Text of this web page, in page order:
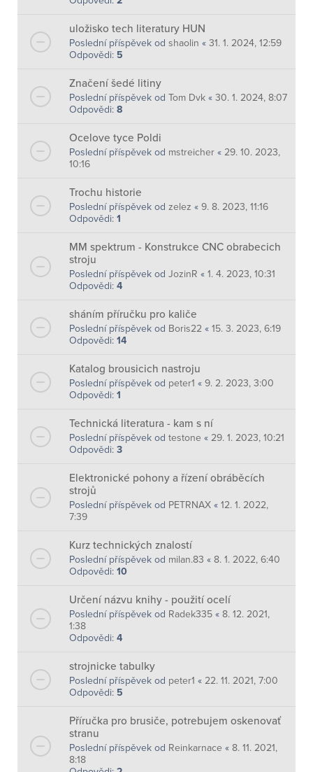
uložisko tech literatury HUN
Poslední příspěvek od shaolin « 31. 1. 2024, 12:59
Odpovědi: 5
Značení šedé litiny
Poslední příspěvek od Tom Dvk « 30. 1. 2024, 8:07
Odpovědi: 8
Ocelove tyce Poldi
Poslední příspěvek od mstreicher « 29. 10. 2023,
10:16
Trochu historie
Poslední příspěvek od zelez « 9. 8. 2023, 11:16
Odpovědi: 1
MM spektrum - Konstrukce CNC obrabecich
stroju
Poslední příspěvek od JozinR « 1. 4. 2023, 10:31
Odpovědi: 4
sháním příručku pro kaliče
Poslední příspěvek od Boris22 « 15. 3. 2023, 6:19
Odpovědi: 14
Katalog brousicich nastroju
Poslední příspěvek od peter1 « 9. 2. 2023, 3:00
Odpovědi: 1
Technická literatura - kam s ní
Poslední příspěvek od testone « 29. 1. 2023, 10:21
Odpovědi: 3
Elektronické pohony a řízení obráběcích
strojů
Poslední příspěvek od PETRNAX « 12. 1. 2022,
7:39
Kurz technických znalostí
Poslední příspěvek od milan.83 « 8. 1. 2022, 6:40
Odpovědi: 10
Určení názvu knihy - použití ocelí
Poslední příspěvek od Radek335 « 8. 12. 2021,
1:38
Odpovědi: 4
strojnicke tabulky
Poslední příspěvek od peter1 « 22. 11. 2021, 7:00
Odpovědi: 5
Příručka pro brusiče, potrebujem oskenovať
stranu
Poslední příspěvek od Reinkarnace « 8. 11. 2021,
8:18